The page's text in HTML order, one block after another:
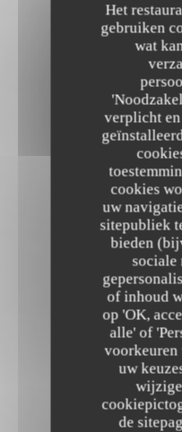
Het
gebruiken
wat
verplicht
cookies
uw
sitepubliek
bieden
sociale
of inhoud
op 'OK,
alle' of
voorkeuren
uw
de